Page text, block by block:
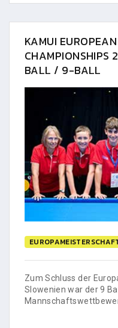
KAMUI
BALL / 9-BALL
Zum Schluss der
Slowenien war der 9